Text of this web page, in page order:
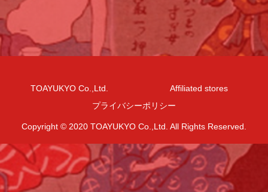
TOAYUKYO Co.,Ltd.
Affiliated stores
プライバシーポリシー
Copyright © 2020 TOAYUKYO Co.,Ltd. All Rights Reserved.